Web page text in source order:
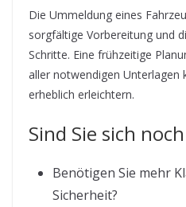
Die Ummeldung eines
sorgfältige Vorbereitung und
Schritte. Eine frühzeitige
aller notwendigen Unterlagen
erheblich erleichtern.
Sind Sie sich
Benötigen Sie mehr
Sicherheit?